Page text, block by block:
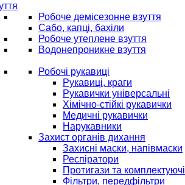
Робоче демісезонне взуття
Сабо, капці, бахіли
Робоче утеплене взуття
Водонепроникне взуття
Робочі рукавиці
Рукавиці, краги
Рукавички універсальні
Хімічно-стійкі рукавички
Медичні рукавички
Нарукавники
Захист органів дихання
Захисні маски, напівмаски
Респіратори
Протигази та комплектуючі
Фільтри, передфільтри